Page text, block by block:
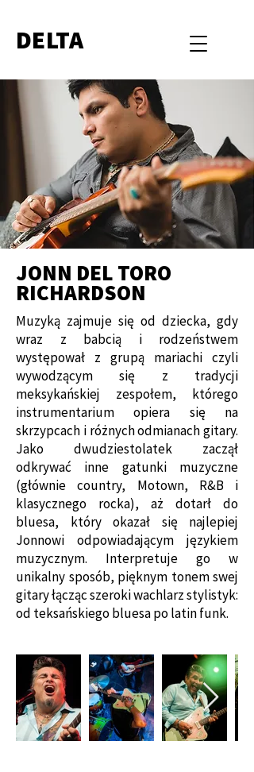
DELTA
JONN DEL TORO
RICHARDSON
Muzyką zajmuje się od dziecka, gdy
wraz z babcią i rodzeństwem
występował z grupą mariachi czyli
wywodzącym się z tradycji
meksykańskiej zespołem, którego
instrumentarium opiera się na
skrzypcach i różnych odmianach gitary.
Jako dwudziestolatek zaczął
odkrywać inne gatunki muzyczne
(głównie country, Motown, R&B i
klasycznego rocka), aż dotarł do
bluesa, który okazał się najlepiej
Jonnowi odpowiadającym językiem
muzycznym. Interpretuje go w
unikalny sposób, pięknym tonem swej
gitary łącząc szeroki wachlarz stylistyk:
od teksańskiego bluesa po latin funk.